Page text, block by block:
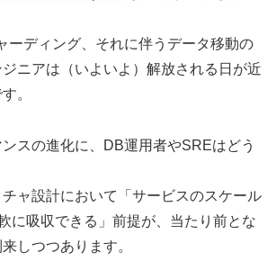
ーディング、それに伴うデータ移動の
ニアは（いよいよ）解放される日が近
。
スの進化に、DB運用者やSREはどう
ャ設計において「サービスのスケール
に吸収できる」前提が、当たり前とな
しつつあります。